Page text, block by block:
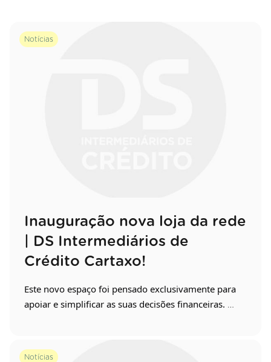
Notícias
Inauguração nova loja da rede
| DS Intermediários de
Crédito Cartaxo!
Este novo espaço foi pensado exclusivamente para
apoiar e simplificar as suas decisões financeiras.
Notícias